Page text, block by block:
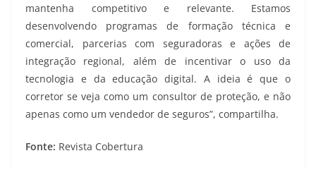
mantenha competitivo e relevante. Estamos
desenvolvendo programas de formação técnica e
comercial, parcerias com seguradoras e ações de
integração regional, além de incentivar o uso da
tecnologia e da educação digital. A ideia é que o
corretor se veja como um consultor de proteção, e não
apenas como um vendedor de seguros”, compartilha.
Fonte: Revista Cobertura